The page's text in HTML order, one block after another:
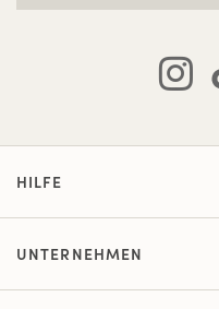
HILFE
UNTERNEHMEN